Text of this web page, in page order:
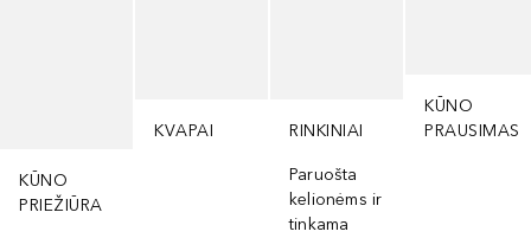
KŪNO
PRIEŽIŪRA
KVAPAI RINKINIAI
Paruošta
kelionėms ir
tinkama
KŪNO
PRAUSIMAS